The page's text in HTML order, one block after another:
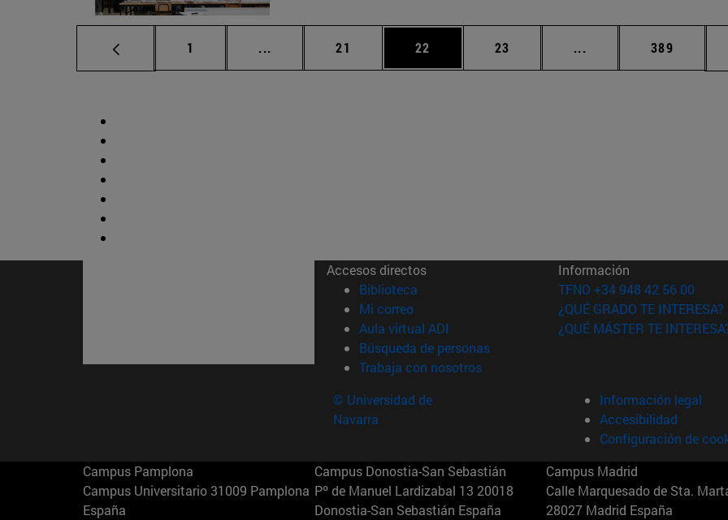
Página
1 ... Páginas intermedias Use TAB para desplazarse.
Página
21 Página
22 Página
23 ... Páginas intermedias
Página
389
Accesos directos
Biblioteca (abre en nueva ventana)
Mi correo(abre en nueva ventana)
Aula virtual ADI (abre en nueva ventana)
Búsqueda de personas(abre en nueva ventana)
Trabaja con nosotros(abre en nueva ventana)
Información
TFNO +34 948 42 56 00
¿QUÉ GRADO TE INTERESA?
¿QUÉ MÁSTER TE
© Universidad de
Navarra
Información legal
Accesibilidad
Configuración de
Campus Pamplona
Campus Universitario 31009 Pamplona
España
Campus Donostia-San Sebastián
Pº de Manuel Lardizabal 13 20018
Donostia-San Sebastián España
Campus Madrid
Calle Marquesado de Sta.
28027 Madrid España